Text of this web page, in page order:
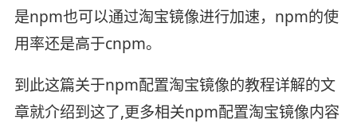
是npm也可以通过淘宝镜像进行加速，npm的使
用率还是高于cnpm。
到此这篇关于npm配置淘宝镜像的教程详解的文
章就介绍到这了,更多相关npm配置淘宝镜像内容